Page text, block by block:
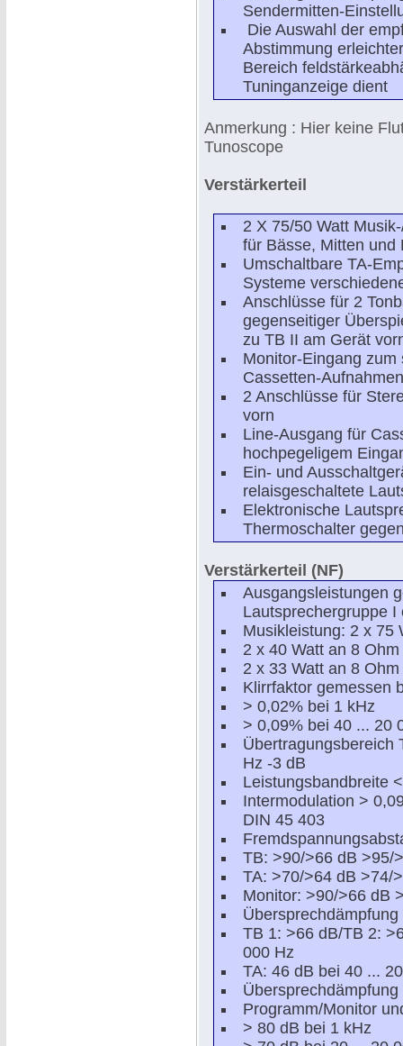
Sendermitten-
Die Auswahl der
Abstimmung
Bereich
Tuninganzeige dient
Anmerkung : Hier keine
Tunoscope
Verstärkerteil
2 X 75/50 Watt
für Bässe, Mitten und
Umschaltbare TA-
Systeme
Anschlüsse für 2
gegenseitiger
zu TB II am Gerät
Monitor-Eingang zum
Cassetten-
2 Anschlüsse für
vorn
Line-Ausgang für
hochpegeligem
Ein- und
relaisgeschaltete
Elektronische
Thermoschalter
Verstärkerteil (NF)
Ausgangsleistungen
Lautsprechergruppe I
Musikleistung: 2 x 75
2 x 40 Watt an 8
2 x 33 Watt an 8 Ohm
Klirrfaktor gemessen
> 0,02% bei 1 kHz
> 0,09% bei 40 ... 20
Übertragungsbereich
Hz -3 dB
Leistungsbandbreite
Intermodulation >
DIN 45 403
TB: >90/>66 dB >95/
TA: >70/>64 dB >74/
Monitor: >90/>66 dB
Übersprechdämpfung
TB 1: >66 dB/TB 2:
000 Hz
TA: 46 dB bei 40 ...
Übersprechdämpfung
Programm/Monitor
> 80 dB bei 1 kHz